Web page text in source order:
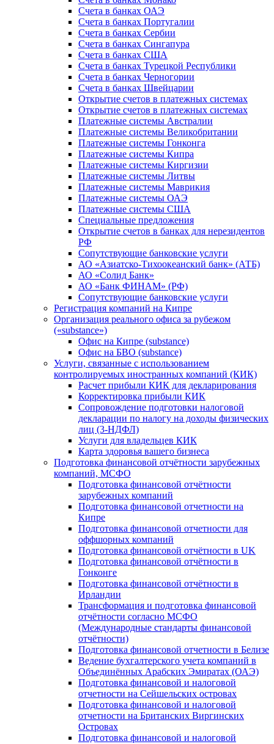
Счета в банках ОАЭ
Счета в банках Португалии
Счета в банках Сербии
Счета в банках Сингапура
Счета в банках США
Счета в банках Турецкой Республики
Счета в банках Черногории
Счета в банках Швейцарии
Открытие счетов в платежных системах
Открытие счетов в платежных системах
Платежные системы Австралии
Платежные системы Великобритании
Платежные системы Гонконга
Платежные системы Кипра
Платежные системы Киргизии
Платежные системы Литвы
Платежные системы Маврикия
Платежные системы ОАЭ
Платежные системы США
Специальные предложения
Открытие счетов в банках для нерезидентов
РФ
Сопутствующие банковские услуги
АО «Азиатско-Тихоокеанский банк» (АТБ)
АО «Солид Банк»
АО «Банк ФИНАМ» (РФ)
Сопутствующие банковские услуги
Регистрация компаний на Кипре
Организация реального офиса за рубежом
(«substance»)
Офис на Кипре (substance)
Офис на БВО (substance)
Услуги, связанные с использованием
контролируемых иностранных компаний (КИК)
Расчет прибыли КИК для декларирования
Корректировка прибыли КИК
Сопровождение подготовки налоговой
декларации по налогу на доходы физических
лиц (3-НДФЛ)
Услуги для владельцев КИК
Карта здоровья вашего бизнеса
Подготовка финансовой отчётности зарубежных
компаний, МСФО
Подготовка финансовой отчётности
зарубежных компаний
Подготовка финансовой отчетности на
Кипре
Подготовка финансовой отчетности для
оффшорных компаний
Подготовка финансовой отчётности в UK
Подготовка финансовой отчётности в
Гонконге
Подготовка финансовой отчётности в
Ирландии
Трансформация и подготовка финансовой
отчётности согласно МСФО
(Международные стандарты финансовой
отчётности)
Подготовка финансовой отчетности в Белизе
Ведение бухгалтерского учета компаний в
Объединённых Арабских Эмиратах (ОАЭ)
Подготовка финансовой и налоговой
отчетности на Сейшельских островах
Подготовка финансовой и налоговой
отчетности на Британских Виргинских
Островах
Подготовка финансовой и налоговой